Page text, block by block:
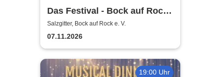
Das Festival - Bock auf Rock
gemeinnütziger e. V.
Salzgitter, Bock auf Rock e. V.
07.11.2026
19:00 Uhr